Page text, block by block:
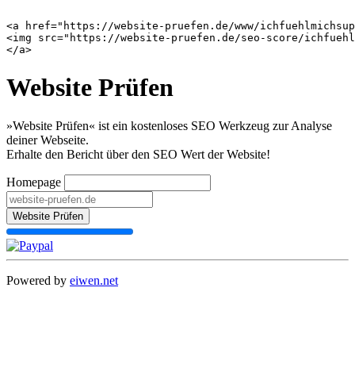
<a href="https://website-pruefen.de/www/
<img src="https://website-pruefen.de/seo-score/
Website Prüfen
»Website Prüfen« ist ein kostenloses SEO Werkzeug zur Analyse
deiner Webseite.
Erhalte den Bericht über den SEO Wert der Website!
Homepage
Website Prüfen
Powered by eiwen.net